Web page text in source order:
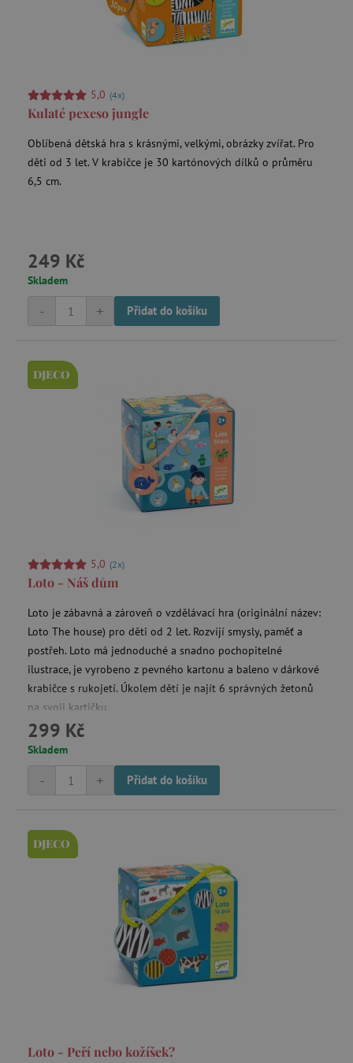
5,0 (4x)
Kulaté pexeso jungle
Oblíbená dětská hra s krásnými, velkými, obrázky zvířat. Pro
děti od 3 let. V krabičce je 30 kartónových dílků o průměru
6,5 cm.
249 Kč
Skladem
+
- Přidat do košíku
DJECO
5,0 (2x)
Loto - Náš dům
Loto je zábavná a zároveň o vzdělávací hra (originální název:
Loto The house) pro děti od 2 let. Rozvíjí smysly, paměť a
postřeh. Loto má jednoduché a snadno pochopitelné
ilustrace, je vyrobeno z pevného kartonu a baleno v dárkové
krabičce s rukojetí. Úkolem dětí je najít 6 správných žetonů
na svoji kartičku.
299 Kč
Skladem
+
- Přidat do košíku
DJECO
Loto - Peří nebo kožíšek?